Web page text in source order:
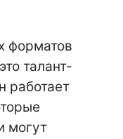
форматов
талант-
работает
могут